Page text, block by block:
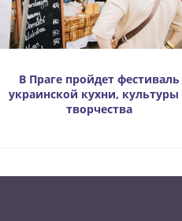
В Праге пройдет фестиваль
украинской кухни, культуры
творчества